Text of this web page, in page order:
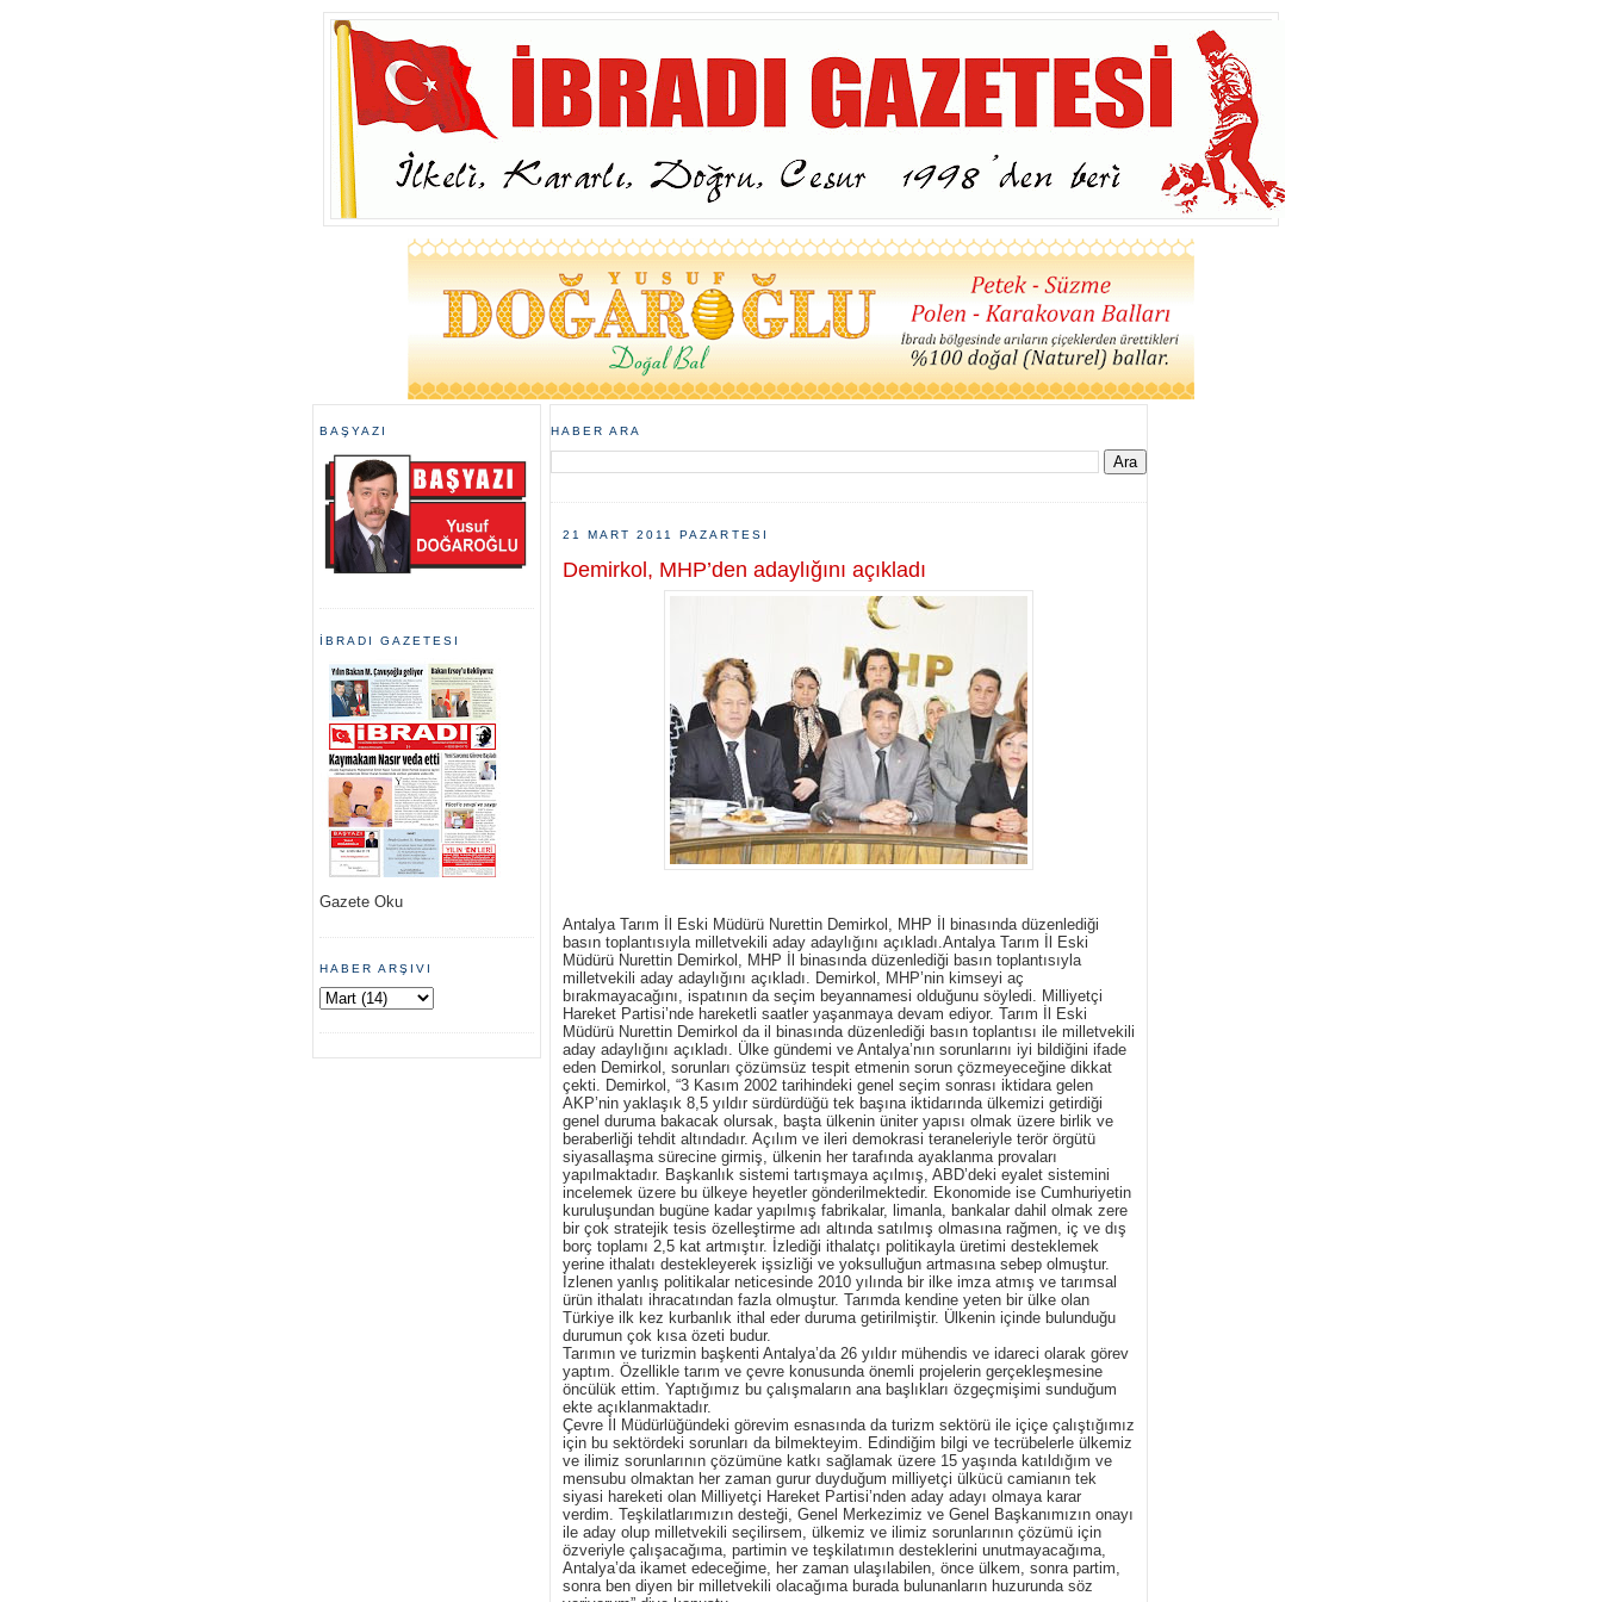
BAŞYAZI
İBRADI GAZETESI
Gazete Oku
HABER ARŞIVI
HABER ARA
21 MART 2011 PAZARTESI
Demirkol, MHP’den adaylığını açıkladı
Antalya Tarım İl Eski Müdürü Nurettin Demirkol, MHP İl binasında düzenlediği
basın toplantısıyla milletvekili aday adaylığını açıkladı. Antalya Tarım İl Eski
Müdürü Nurettin Demirkol, MHP İl binasında düzenlediği basın toplantısıyla
milletvekili aday adaylığını açıkladı. Demirkol, MHP’nin kimseyi aç
bırakmayacağını, ispatının da seçim beyannamesi olduğunu söyledi.
Milliyetçi
Hareket Partisi’nde hareketli saatler yaşanmaya devam ediyor. Tarım İl Eski
Müdürü Nurettin Demirkol da il binasında düzenlediği basın toplantısı ile milletvekili
aday adaylığını açıkladı. Ülke gündemi ve Antalya’nın sorunlarını iyi bildiğini ifade
eden Demirkol, sorunları çözümsüz tespit etmenin sorun çözmeyeceğine dikkat
çekti. Demirkol, “3 Kasım 2002 tarihindeki genel seçim sonrası iktidara gelen
AKP’nin yaklaşık 8,5 yıldır sürdürdüğü tek başına iktidarında ülkemizi getirdiği
genel duruma bakacak olursak, başta ülkenin üniter yapısı olmak üzere birlik ve
beraberliği tehdit altındadır. Açılım ve ileri demokrasi teraneleriyle terör örgütü
siyasallaşma sürecine girmiş, ülkenin her tarafında ayaklanma provaları
yapılmaktadır. Başkanlık sistemi tartışmaya açılmış, ABD’deki eyalet sistemini
incelemek üzere bu ülkeye heyetler gönderilmektedir. Ekonomide ise Cumhuriyetin
kuruluşundan bugüne kadar yapılmış fabrikalar, limanla, bankalar dahil olmak zere
bir çok stratejik tesis özelleştirme adı altında satılmış olmasına rağmen, iç ve dış
borç toplamı 2,5 kat artmıştır. İzlediği ithalatçı politikayla üretimi desteklemek
yerine ithalatı destekleyerek işsizliği ve yoksulluğun artmasına sebep olmuştur.
İzlenen yanlış politikalar neticesinde 2010 yılında bir ilke imza atmış ve tarımsal
ürün ithalatı ihracatından fazla olmuştur. Tarımda kendine yeten bir ülke olan
Türkiye ilk kez kurbanlık ithal eder duruma getirilmiştir. Ülkenin içinde bulunduğu
durumun çok kısa özeti budur.
Tarımın ve turizmin başkenti Antalya’da 26 yıldır mühendis ve idareci olarak görev
yaptım. Özellikle tarım ve çevre konusunda önemli projelerin gerçekleşmesine
öncülük ettim. Yaptığımız bu çalışmaların ana başlıkları özgeçmişimi sunduğum
ekte açıklanmaktadır.
Çevre İl Müdürlüğündeki görevim esnasında da turizm sektörü ile içiçe çalıştığımız
için bu sektördeki sorunları da bilmekteyim. Edindiğim bilgi ve tecrübelerle ülkemiz
ve ilimiz sorunlarının çözümüne katkı sağlamak üzere 15 yaşında katıldığım ve
mensubu olmaktan her zaman gurur duyduğum milliyetçi ülkücü camianın tek
siyasi hareketi olan Milliyetçi Hareket Partisi’nden aday adayı olmaya karar
verdim. Teşkilatlarımızın desteği, Genel Merkezimiz ve Genel Başkanımızın onayı
ile aday olup milletvekili seçilirsem, ülkemiz ve ilimiz sorunlarının çözümü için
özveriyle çalışacağıma, partimin ve teşkilatımın desteklerini unutmayacağıma,
Antalya’da ikamet edeceğime, her zaman ulaşılabilen, önce ülkem, sonra partim,
sonra ben diyen bir milletvekili olacağıma burada bulunanların huzurunda söz